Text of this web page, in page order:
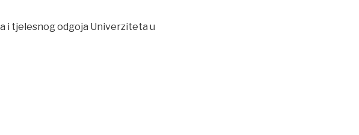
i tjelesnog odgoja Univerziteta u